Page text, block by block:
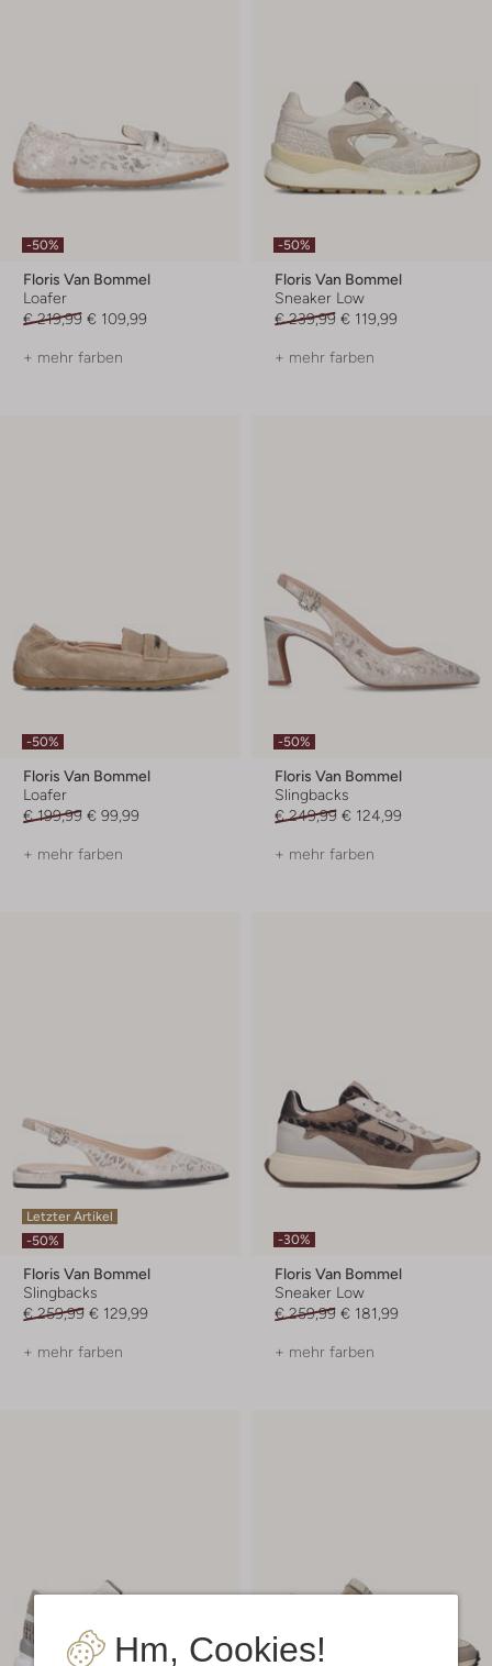
Hm, Cookies!
-50%
Floris Van Bommel
Loafer
€ 219,99 € 109,99
+ mehr farben
-50%
Floris Van Bommel
Sneaker Low
€ 239,99 € 119,99
+ mehr farben
-50%
Floris Van Bommel
Loafer
€ 199,99 € 99,99
+ mehr farben
-50%
Floris Van Bommel
Slingbacks
€ 249,99 € 124,99
+ mehr farben
Letzter Artikel
-50%
Floris Van Bommel
Slingbacks
€ 259,99 € 129,99
+ mehr farben
-30%
Floris Van Bommel
Sneaker Low
€ 259,99 € 181,99
+ mehr farben